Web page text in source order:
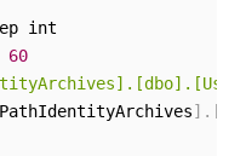
int
60
] .